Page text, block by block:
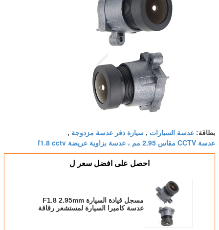
بطاقة: عدسة السيارات , سيارة دفر عدسة مزدوجة ,
عدسة CCTV مقاس 2.95 مم ، عدسة بزاوية عريضة f1.8 cctv
احصل على افضل سعر ل
مسجل قيادة السيارة F1.8 2.95mm
عدسة كاميرا السيارة لمستشعر رقاقة